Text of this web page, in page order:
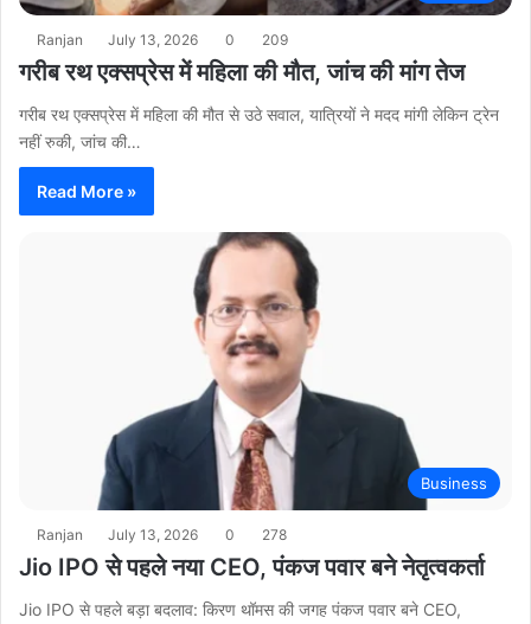
Ranjan July 13, 2026 0 209
गरीब रथ एक्सप्रेस में महिला की मौत, जांच की मांग तेज
गरीब रथ एक्सप्रेस में महिला की मौत से उठे सवाल, यात्रियों ने मदद मांगी लेकिन ट्रेन
नहीं रुकी, जांच की…
Read More »
Business
Ranjan July 13, 2026 0 278
Jio IPO से पहले नया CEO, पंकज पवार बने नेतृत्वकर्ता
Jio IPO से पहले बड़ा बदलाव: किरण थॉमस की जगह पंकज पवार बने CEO,